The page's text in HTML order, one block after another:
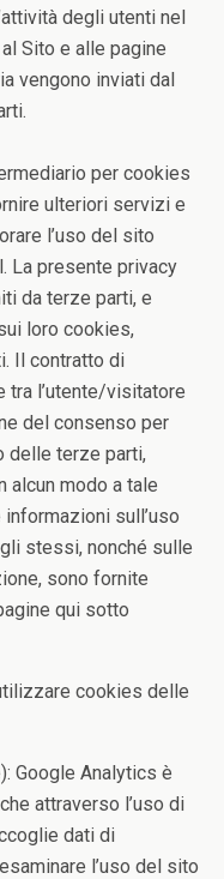
degli utenti nel
Sito e alle pagine
vengono inviati dal
per cookies
ulteriori servizi e
l’uso del sito
La presente privacy
da terze parti, e
loro cookies,
Il contratto di
tra l’utente/visitatore
del consenso per
delle terze parti,
alcun modo a tale
sull’uso
stessi, nonché sulle
sono fornite
qui sotto
cookies delle
Google Analytics è
attraverso l’uso di
dati di
l’uso del sito